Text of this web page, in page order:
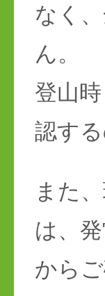
なく
ん。
登山
認す
また
は、
から